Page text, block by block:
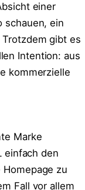
einer
schauen, ein
gibt es
Intention: aus
kommerzielle
Marke
einfach den
zu
Fall vor allem